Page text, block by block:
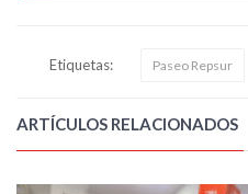
Etiquetas: Paseo Repsur
ARTÍCULOS RELACIONADOS